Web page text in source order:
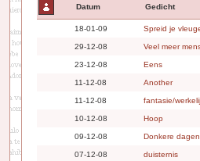
Datum Gedicht
18-01-09 Spreid je
29-12-08 Veel meer
23-12-08 Eens
11-12-08 Another
11-12-08 fantasie/
10-12-08 Hoop
09-12-08 Donkere
07-12-08 duisternis